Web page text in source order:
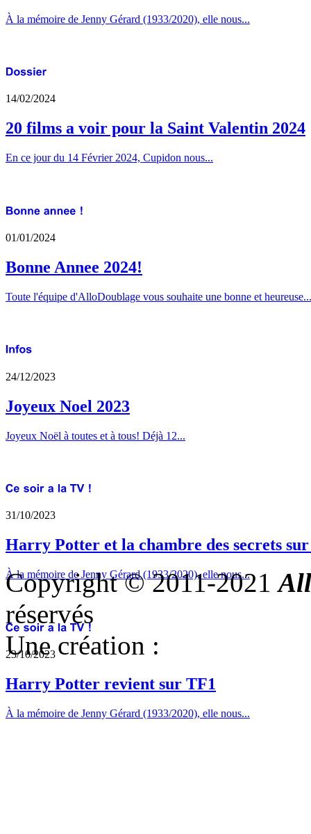
À la mémoire de Jenny Gérard (1933/2020), elle nous...
14/02/2024
20 films a voir pour la Saint Valentin 2024
En ce jour du 14 Février 2024, Cupidon nous...
01/01/2024
Bonne Annee 2024!
Toute l'équipe d'AlloDoublage vous souhaite une bonne et heureuse...
24/12/2023
Joyeux Noel 2023
Joyeux Noël à toutes et à tous! Déjà 12...
31/10/2023
Harry Potter et la chambre des secrets
À la mémoire de Jenny Gérard (1933/2020), elle nous...
23/10/2023
Harry Potter revient sur TF1
À la mémoire de Jenny Gérard (1933/2020), elle nous...
Copyright © 2011-2021
réservés
Une création :